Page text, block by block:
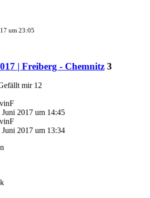
um 23:05
| Freiberg - Chemnitz 3
12
Juni 2017 um 14:45
Juni 2017 um 13:34